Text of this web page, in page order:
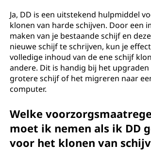
Ja, DD is een uitstekend hulpmiddel
klonen van harde schijven. Door een
maken van je bestaande schijf en
nieuwe schijf te schrijven, kun je
volledige inhoud van de ene schijf
andere. Dit is handig bij het upgraden
grotere schijf of het migreren naar
computer.
Welke
moet ik nemen als ik DD
voor het klonen van